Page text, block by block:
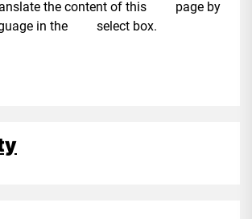
the content of this page by
in the select box.